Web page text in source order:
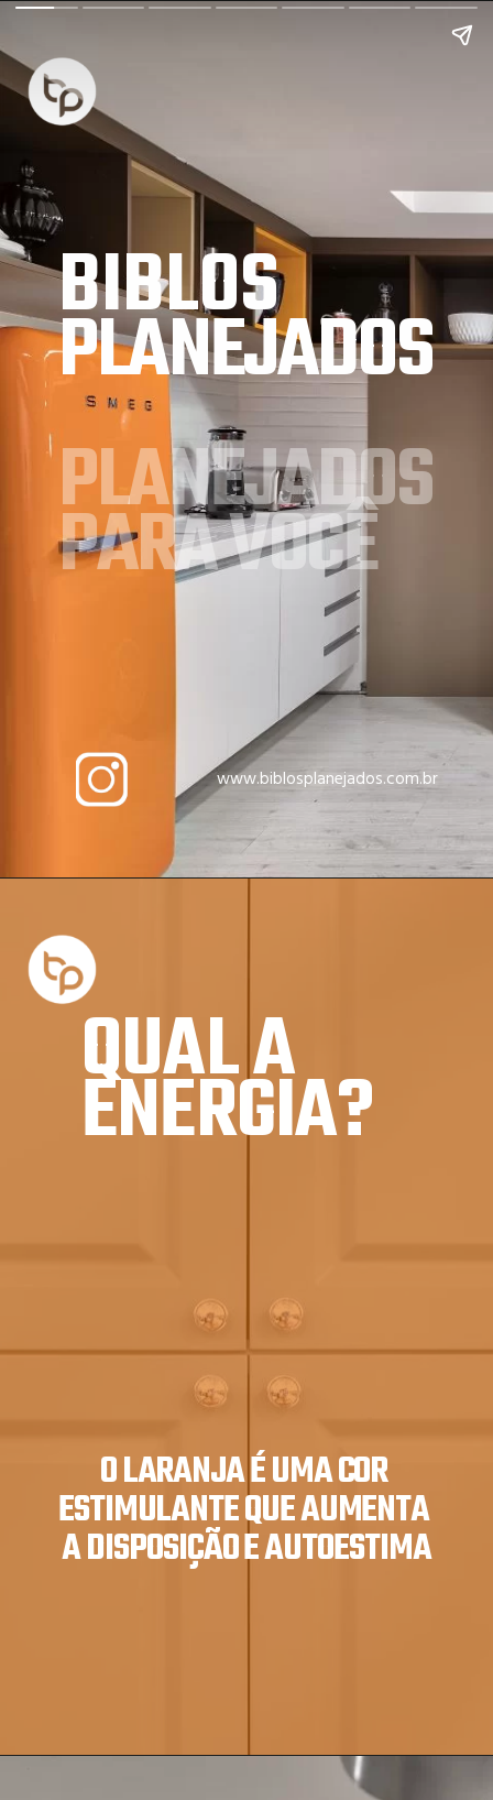
BIBLOS
PLANEJADOS
PLANEJADOS
PARA VOCÊ
www.biblosplanejados.com.br
O LARANJA É UMA COR
ESTIMULANTE QUE AUMENTA
A DISPOSIÇÃO E AUTOESTIMA
QUAL A
ENERGIA?